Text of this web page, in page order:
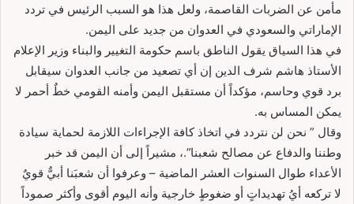
مأمن عن الضربات القاصمة، ولعل هذا هو السبب الرئيس في تردد
الإماراتي والسعودي في العدوان من جديد على اليمن.
في هذا السياق يقول الناطق باسم حكومة التغيير والبناء وزير الإعلام
الأستاذ هاشم شرف الدين إن أي تصعيد من جانب العدوان سيقابل
برد قوي وحاسم، مؤكداً أن مستقبل اليمن وأمنه القومي خطٌ أحمر لا
يمكن المساس به.
وقال ” نحن لن نتردد في اتخاذ كافة الإجراءات اللازمة لحماية سيادة
وطننا والدفاع عن مصالح شعبنا”.، مشيراً إلى أن اليمن قد خبر
الأعداء طوال السنوات العشر الماضية – وعرفوا أن شعبَنا أبيٌّ قويٌ
لا تركعه أيُ تهديداتٍ أو ضغوطٍ خارجية وأنه اليوم أقوى وأكثر صموداً